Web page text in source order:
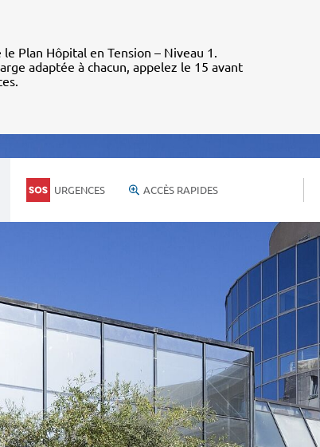
Plan Hôpital en Tension – Niveau 1.
adaptée à chacun, appelez le 15 avant
URGENCES ACCÈS RAPIDES